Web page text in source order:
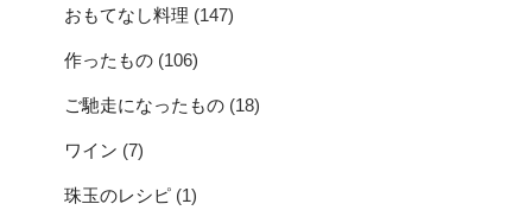
おもてなし料理 (147)
作ったもの (106)
ご馳走になったもの (18)
ワイン (7)
珠玉のレシピ (1)